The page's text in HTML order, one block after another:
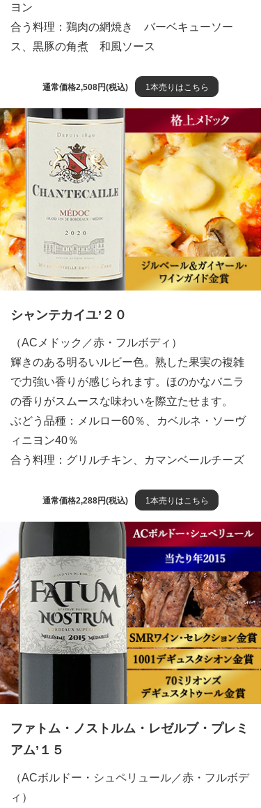
ヨン
合う料理：鶏肉の網焼き バーベキューソー
ス、黒豚の角煮 和風ソース
通常価格2,508円(税込) 1本売りはこちら
シャンテカイユ’２０
（ACメドック／赤・フルボディ）
輝きのある明るいルビー色。熟した果実の複雑
で力強い香りが感じられます。ほのかなバニラ
の香りがスムースな味わいを際立たせます。
ぶどう品種：メルロー60％、カベルネ・ソーヴ
ィニヨン40％
合う料理：グリルチキン、カマンベールチーズ
通常価格2,288円(税込) 1本売りはこちら
ファトム・ノストルム・レゼルブ・プレミ
アム’１５
（ACボルドー・シュペリュール／赤・フルボデ
ィ）